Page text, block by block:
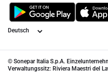
Sprache
© Sonepar Italia S.p.A.
Verwaltungssitz: Riviera Maestri del